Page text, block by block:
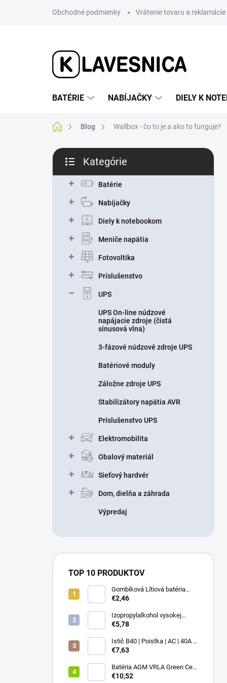
Obchodné podmienky Vrátenie tovaru a reklamácie
BATÉRIE NABÍJAČKY DIELY K
DomovBlog Wallbox - čo to je a ako to funguje?
B
č
kategórie
Kategórie
Batérie
Nabíjačky
Diely k notebookom
Meniče napätia
Fotovoltika
Príslušenstvo
UPS
UPS On-line núdzové
napájacie zdroje (čistá
sínusová vlna)
3-fázové núdzové zdroje UPS
Batériové moduly
Záložne zdroje UPS
Stabilizátory napätia AVR
Príslušenstvo UPS
Elektromobilita
Obalový materiál
Sieťový hardvér
Dom, dielňa a záhrada
Výpredaj
TOP 10 PRODUKTOV
Gombíková Lítiová batéria
€2,46
Izopropylalkohol vysokej
čistoty IPA 99,9% 1000 ml –
prostriedok pre elektroniku a
optiku
€5,78
Istič B40 | Poistka | AC | 40A |
3P
€7,63
Batéria AGM VRLA Green Cell
12V 1.2Ah
€10,52